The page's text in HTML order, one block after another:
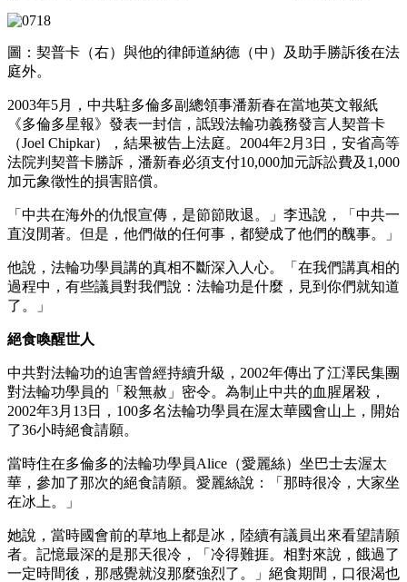
圖：契普卡（右）與他的律師道納德（中）及助手勝訴後在法
庭外。
2003年5月，中共駐多倫多副總領事潘新春在當地英文報紙
《多倫多星報》發表一封信，詆毀法輪功義務發言人契普卡
（Joel Chipkar），結果被告上法庭。2004年2月3日，安省高等
法院判契普卡勝訴，潘新春必須支付10,000加元訴訟費及1,000
加元象徵性的損害賠償。
「中共在海外的仇恨宣傳，是節節敗退。」李迅說，「中共一
直沒閒著。但是，他們做的任何事，都變成了他們的醜事。」
他說，法輪功學員講的真相不斷深入人心。「在我們講真相的
過程中，有些議員對我們說：法輪功是什麼，見到你們就知道
了。」
絕食喚醒世人
中共對法輪功的迫害曾經持續升級，2002年傳出了江澤民集團
對法輪功學員的「殺無赦」密令。為制止中共的血腥屠殺，
2002年3月13日，100多名法輪功學員在渥太華國會山上，開始
了36小時絕食請願。
當時住在多倫多的法輪功學員Alice（愛麗絲）坐巴士去渥太
華，參加了那次的絕食請願。愛麗絲說：「那時很冷，大家坐
在冰上。」
她說，當時國會前的草地上都是冰，陸續有議員出來看望請願
者。記憶最深的是那天很冷，「冷得難捱。相對來說，餓過了
一定時間後，那感覺就沒那麼強烈了。」絕食期間，口很渴也